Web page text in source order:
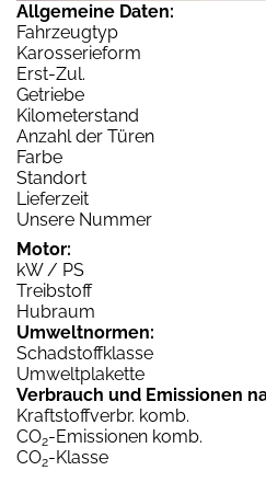
Allgemeine Daten:
Fahrzeugtyp
Karosserieform
Erst-Zul.
Getriebe
Kilometerstand
Anzahl der Türen
Farbe
Standort
Lieferzeit
Unsere Nummer
Motor:
kW / PS
Treibstoff
Hubraum
Umweltnormen:
Schadstoffklasse
Umweltplakette
Verbrauch und Emissionen
Kraftstoffverbr. komb.
CO2-Emissionen komb.
CO2-Klasse